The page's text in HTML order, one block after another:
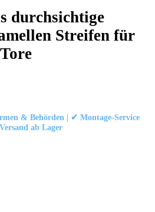
durchsichtige
Streifen für
& Behörden | ✔ Montage-Service
ab Lager